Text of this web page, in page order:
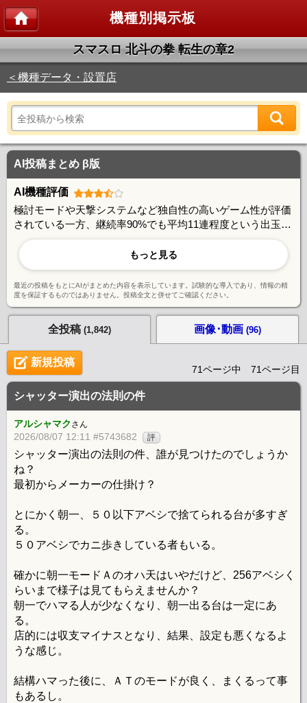
機種別掲示板
スマスロ 北斗の拳 転生の章2
＜機種データ・設置店
AI投稿まとめ β版
AI機種評価
極討モードや天撃システムなど独自性の高いゲーム性が評価
されている一方、継続率90%でも平均11連程度という出玉性
能には期待値とのギャップを感じる声もある。朝一判別やあ
べし短縮など攻略要素は豊富で、やり込み派には好評。ユー
ザー間で活発な情報交換が行われており、コミュニティ形成
に成功している機種と言える。
もっと見る
最近の投稿をもとにAIがまとめた内容を表示しています。試験的な導入であり、情報の精
度を保証するものではありません。投稿全文と併せてご確認ください。
全投稿 (1,842) 画像･動画 (96)
新規投稿
71ページ中 71ページ目
シャッター演出の法則の件
アルシャマク さん
2026/08/07 12:11 #5743682 評
シャッター演出の法則の件、誰が見つけたのでしょうか
ね？
最初からメーカーの仕掛け？
とにかく朝一、５０以下アベシで捨てられる台が多すぎ
る。
５０アベシでカニ歩きしている者もいる。
確かに朝一モードＡのオハ天はいやだけど、256アベシく
らいまで様子は見てもらえませんか？
朝一でハマる人が少なくなり、朝一出る台は一定にあ
る。
店的には収支マイナスとなり、結果、設定も悪くなるよ
うな感じ。
結構ハマった後に、ＡＴのモードが良く、まくるって事
もあるし。